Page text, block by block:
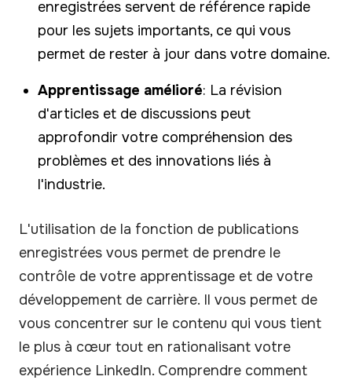
enregistrées servent de référence rapide
pour les sujets importants, ce qui vous
permet de rester à jour dans votre domaine.
Apprentissage amélioré: La révision
d'articles et de discussions peut
approfondir votre compréhension des
problèmes et des innovations liés à
l'industrie.
L'utilisation de la fonction de publications
enregistrées vous permet de prendre le
contrôle de votre apprentissage et de votre
développement de carrière. Il vous permet de
vous concentrer sur le contenu qui vous tient
le plus à cœur tout en rationalisant votre
expérience LinkedIn. Comprendre comment